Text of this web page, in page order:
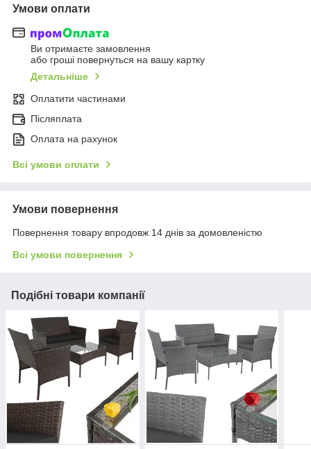
Умови оплати
Ви отримаєте замовлення
або гроші повернуться на вашу картку
Детальніше
Оплатити частинами
Післяплата
Оплата на рахунок
Всі умови оплати
Умови повернення
Повернення товару впродовж 14 днів за домовленістю
Всі умови повернення
Подібні товари компанії